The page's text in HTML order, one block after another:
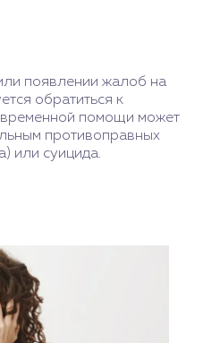
появлении жалоб на
обратиться к
помощи может
противоправных
или суицида.